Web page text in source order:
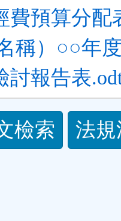
費預算分配
稱）○○年
討報告表
檢索
法